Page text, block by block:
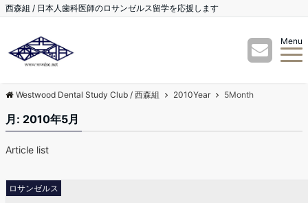
西森組 / 日本人歯科医師のロサンゼルス留学を応援します
Menu
Westwood Dental Study Club / 西森組 2010Year 5Month
月: 2010年5月
Article list
ロサンゼルス